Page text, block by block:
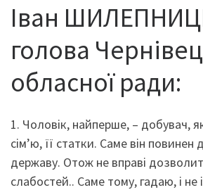
Іван
голова
обласної ради:
1. Чоловік, найперше, – добувач,
сім’ю, її статки. Саме він повинен
державу. Отож не вправі
слабостей.. Саме тому, гадаю, і не